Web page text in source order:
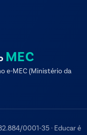
MEC
e-MEC (Ministério da
0001-35 · Educar é